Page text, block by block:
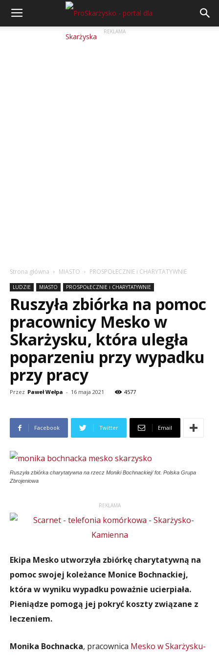
REKLAMA
Strona główna MIASTO PROSPOŁECZNIE i CHARYTATYWNIE
LUDZIE MIASTO PROSPOŁECZNIE i CHARYTATYWNIE
Ruszyła zbiórka na pomoc
pracownicy Mesko w
Skarżysku, która uległa
poparzeniu przy wypadku
przy pracy
Przez Paweł Wełpa - 16 maja 2021 4577
Facebook Twitter Email
Ruszyła zbiórka charytatywna na rzecz Moniki Bochnackiej/ fot. Polska Grupa
Zbrojeniowa
REKLAMA
Ekipa Mesko utworzyła zbiórkę charytatywną na
pomoc swojej koleżance Monice Bochnackiej,
która w wyniku wypadku poważnie ucierpiała.
Pieniądze pomogą jej pokryć koszty związane z
leczeniem.
Monika Bochnacka, pracownica Mesko w Skarżysku-